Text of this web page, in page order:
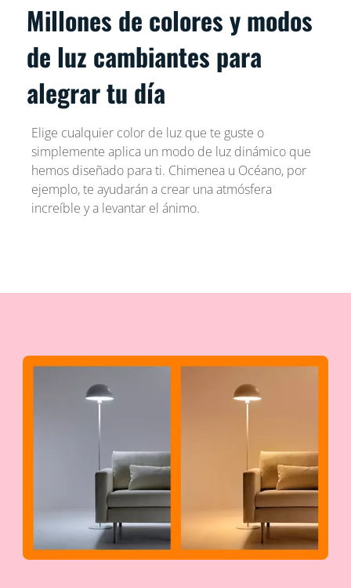
Millones de colores y modos
de luz cambiantes para
alegrar tu día
Elige cualquier color de luz que te guste o
simplemente aplica un modo de luz dinámico que
hemos diseñado para ti. Chimenea u Océano, por
ejemplo, te ayudarán a crear una atmósfera
increíble y a levantar el ánimo.